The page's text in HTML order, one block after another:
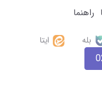
راهنما
بله ایتا